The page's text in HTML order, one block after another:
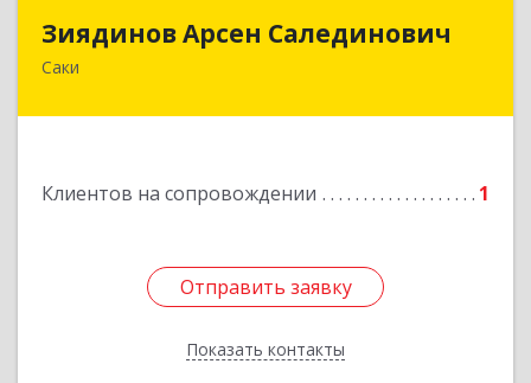
Зиядинов Арсен Салединович
Саки
Клиентов на сопровождении 1
Отправить заявку
Показать контакты
Отправить заявку
Назад